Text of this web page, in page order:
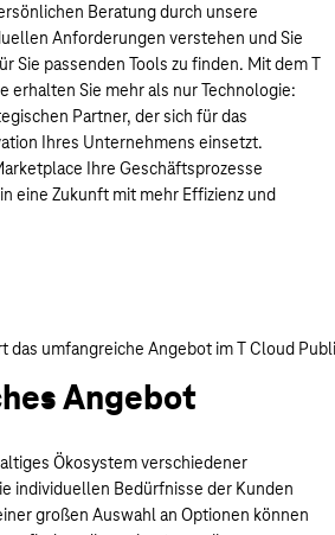
Beratung durch unsere
Anforderungen verstehen und Sie
Sie passenden Tools zu finden. Mit dem T
erhalten Sie mehr als nur Technologie:
Partner, der sich für das
Ihres Unternehmens einsetzt.
Ihre Geschäftsprozesse
eine Zukunft mit mehr Effizienz und
Angebot
Ökosystem verschiedener
individuellen Bedürfnisse der Kunden
großen Auswahl an Optionen können